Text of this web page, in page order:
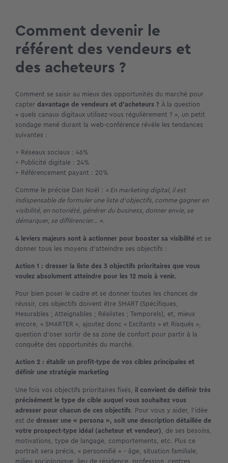
Comment devenir le
référent des vendeurs et
des acheteurs ?
Comment se saisir au mieux des opportunités du marché pour
capter davantage de vendeurs et d’acheteurs ? À la question
« quels canaux digitaux utilisez-vous régulièrement ? », un petit
sondage mené durant la web-conférence révèle les tendances
suivantes :
> Réseaux sociaux : 46%
> Publicité digitale : 24%
> Référencement payant : 20%
Comme le précise Dan Noël : « En marketing digital, il est
indispensable de formuler une liste d’objectifs, comme gagner en
visibilité, en notoriété, générer du business, donner envie, se
démarquer, se différencier… ».
4 leviers majeurs sont à actionner pour booster sa visibilité et se
donner tous les moyens d’atteindre ses objectifs :
Action 1 : dresser la liste des 3 objectifs prioritaires que vous
voulez absolument atteindre pour les 12 mois à venir.
Pour bien poser le cadre et se donner toutes les chances de
réussir, ces objectifs doivent être SMART (Spécifiques,
Mesurables ; Atteignables ; Réalistes ; Temporels), et, mieux
encore, « SMARTER », ajoutez donc « Excitants » et Risqués »,
question d’oser sortir de sa zone de confort pour partir à la
conquête des opportunités du marché.
Action 2 : établir un profit-type de vos cibles principales et
définir une stratégie marketing
Une fois vos objectifs prioritaires fixés, il convient de définir très
précisément le type de cible auquel vous souhaitez vous
adresser pour chacun de ces objectifs. Pour vous y aider, l’idée
est de dresser une « persona », soit une description détaillée de
votre prospect-type idéal (acheteur et vendeur), de ses besoins,
motivations, type de langage, comportements, etc. Plus ce
portrait sera précis, « personnifié » – âge, situation familiale,
milieu sociologique, lieu de résidence, profession, centres